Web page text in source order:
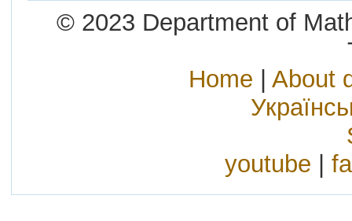
© 2023 Department of
Home
About
youtube